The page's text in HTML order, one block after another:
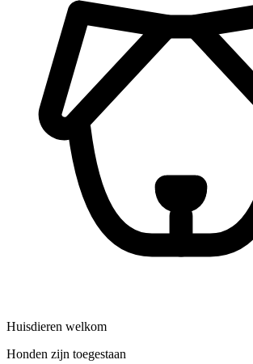
Huisdieren welkom
Honden zijn toegestaan